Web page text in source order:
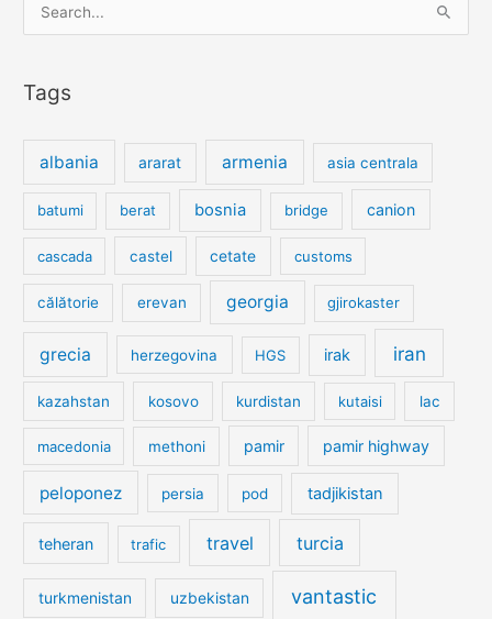
for:
Tags
albania ararat armenia asia centrala
batumi berat bosnia bridge canion
cascada castel cetate customs
călătorie erevan georgia gjirokaster
grecia herzegovina HGS irak iran
kazahstan kosovo kurdistan kutaisi lac
macedonia methoni pamir pamir highway
peloponez persia pod tadjikistan
teheran trafic travel turcia
turkmenistan uzbekistan vantastic